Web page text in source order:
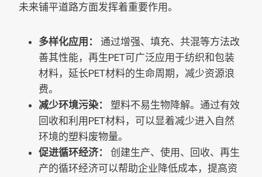
未来铺平道路方面发挥着重要作用。
多样化应用：
通过增强、填充、共混等方法改
善其性能，再生PET可广泛应用于纺织和包装
材料，延长PET材料的生命周期，减少资源浪
费。
减少环境污染：
塑料不易生物降解。通过有效
回收和利用PET材料，可以显着减少进入自然
环境的塑料废物量。
促进循环经济：
创建生产、使用、回收、再生
产的循环经济可以帮助企业降低成本，提高资